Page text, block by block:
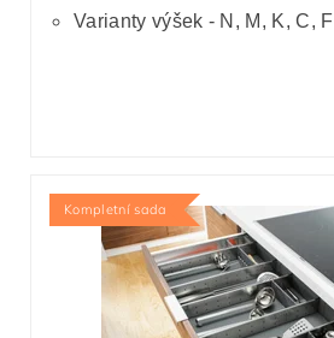
Varianty výšek - N, M, K, C, F
Kompletní sada